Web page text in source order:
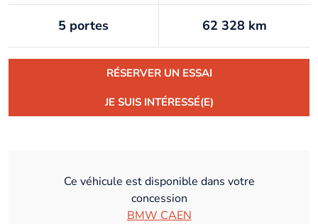
5 portes 62 328 km
RÉSERVER UN ESSAI
JE SUIS INTÉRESSÉ(E)
Ce véhicule est disponible dans votre
concession
BMW CAEN